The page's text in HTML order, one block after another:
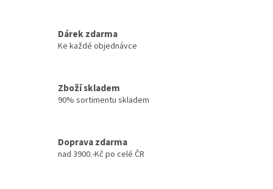
Dárek zdarma
Ke každé objednávce
Zboží skladem
90% sortimentu skladem
Doprava zdarma
nad 3900.-Kč po celé ČR